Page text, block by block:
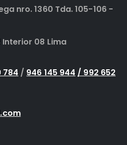
nro. 1360 Tda. 105-106 -
08 Lima
784 / 946 145 944 / 992 652